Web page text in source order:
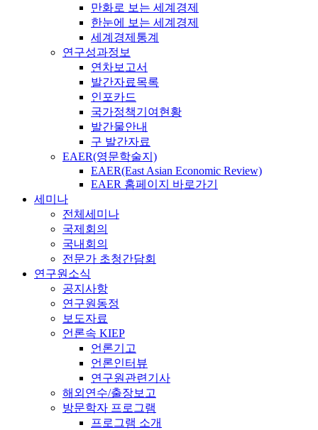
만화로 보는 세계경제
한눈에 보는 세계경제
세계경제통계
연구성과정보
연차보고서
발간자료목록
인포카드
국가정책기여현황
발간물안내
구 발간자료
EAER(영문학술지)
EAER(East Asian Economic Review)
EAER 홈페이지 바로가기
세미나
전체세미나
국제회의
국내회의
전문가 초청간담회
연구원소식
공지사항
연구원동정
보도자료
언론속 KIEP
언론기고
언론인터뷰
연구원관련기사
해외연수/출장보고
방문학자 프로그램
프로그램 소개